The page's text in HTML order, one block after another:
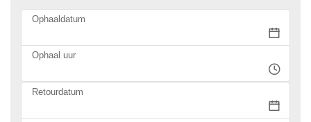
Ophaaldatum
Ophaal uur
Retourdatum